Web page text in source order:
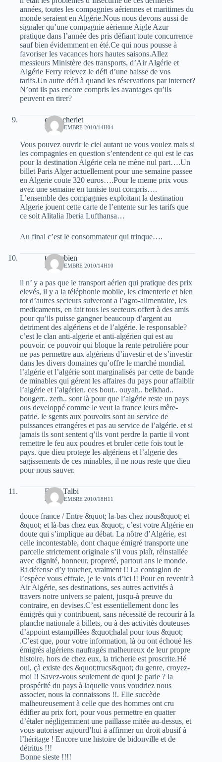
années, toutes les compagnies aériennes et maritimes du
monde seraient en Algérie.Nous nous devons aussi de
signaler qu’une compagnie aérienne Aigle Azur
pratique dans l’année des pris défiant toute concurrence
sauf bien évidemment en été.Ce qui nous pousse à
favoriser les vacances hors hautes saisons.Allez
messieurs Ministère des transports, d’Air Algérie et
Algérie Ferry relevez le défi d’une baisse de vos
tarifs.Un autre défi à quand les réservations par internet?
N’ont ils pas encore compris les avantages qu’ils
peuvent en tirer?
omar cheriet
24 NOVEMBRE 2010/14H04
Vous pouvez ouvrir le ciel autant ue vous voulez mais si
les compagnies en question s’entendent ce qui est le cas
pour la destination Algérie cela ne mène nul part….Un
billet Paris Alger actuellement pour une semaine passee
en Algerie coute 320 euros….Pour le meme prix vous
avez une semaine en tunisie tout compris….
L’ensemble des compagnies exploitant la destination
Algerie jouent cette carte de l’entente sur les tarifs que
ce soit Alitalia Iberia Lufthansa…
Au final c’est le consommateur qui trinque….
toutvabien
24 NOVEMBRE 2010/14H10
il n’ y a pas que le transport aérien qui pratique des prix
elevés, il y a la téléphonie mobile, les cimenterie et bien
tot d’autres secteurs suiveront a l’agro-alimentaire, les
medicaments, en fait tous les secteurs offert à des amis
pour qu’ils puisse gangner beaucoup d’argent au
detriment des algériens et de l’algérie. le responsable?
c’est le clan anti-algerie et anti-algérien qui est au
pouvoir. ce pouvoir qui bloque la rente petroliére pour
ne pas permettre aux algériens d’investir et de s’investir
dans les divers domaines qu’offre le marché mondial.
l’algérie et l’algérie sont marginalisés par cette de bande
de minables qui gérent les affaires du pays pour affaiblir
l’algérie et l’algérien. ces bout.. ouyah.. belkhad..
bougerr.. zerh.. sont là pour que l’algérie reste un pays
ous developpé comme le veut la france leurs mêre-
patrie. le sgents aux pouvoirs sont au service de
puissances etrangéres et pas au service de l’algérie. et si
jamais ils sont sentent q’ils vont perdre la partie il vont
remettre le feu aux poudres et bruler cette fois tout le
pays. que dieu protege les algériens et l’algerie des
sagissements de ces minables, il ne nous reste que dieu
pour nous sauver.
Farid Talbi
24 NOVEMBRE 2010/18H11
douce france / Entre &quot; la-bas chez nous&quot; et
&quot; et là-bas chez eux &quot;, c’est votre Algérie en
doute qui s’implique au débat. La nôtre d’Algérie, est
celle incontestable, dont chaque émigré transporte une
parcelle strictement originale s’il vous plaît, réinstallée
avec dignité, honneur, propreté, partout ans le monde.
Rt défense d’y toucher, vraiment !! La contagion de
l’espèce vous effraie, je le vois d’ici !! Pour en revenir à
Air Algérie, ses destinations, ses autres activités à
travers notre univers se paient, jusqu-à preuve du
contraire, en devises.C’est essentiellement donc les
émigrés qui y contribuent, sans nécessité de recourir à la
planche nationale à billets, ou à des activités douteuses
d’appoint estampillées &quot;halal pour tous &quot;
.C’est que, pour votre information, là ou ont échoué les
émigrés algériens naufragés malheureux de leur propre
histoire, hors de chez eux, la tricherie est proscrite.Hé
oui, çà existe des &quot;trucs&quot; du genre, croyez-
moi !! Savez-vous seulement de quoi je parle ? la
prospérité du pays à laquelle vous voudriez nous
associer, nous la connaissons !!. Elle succède
malheureusement à celle que des hommes ont cru
édifier au prix fort, pour vous permettre en quatter
d’étaler négligemment une paillasse mitée au-dessus, et
vous autoriser aujourd’hui à affirmer un droit abusif à
l’héritage ! Encore une histoire de bidonville et de
détritus !!!
Bonne sieste !!!!